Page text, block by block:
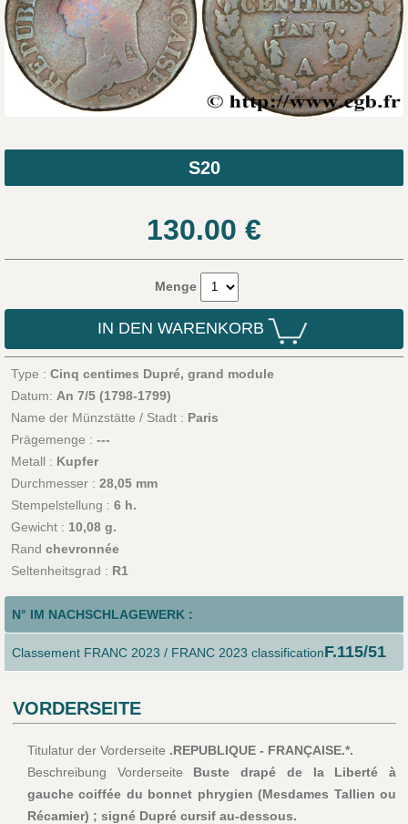
S20
130.00 €
Menge
IN DEN WARENKORB
Type : Cinq centimes Dupré, grand module
Datum: An 7/5 (1798-1799)
Name der Münzstätte / Stadt : Paris
Prägemenge : ---
Metall : Kupfer
Durchmesser : 28,05 mm
Stempelstellung : 6 h.
Gewicht : 10,08 g.
Rand chevronnée
Seltenheitsgrad : R1
N° IM NACHSCHLAGEWERK :
Classement FRANC 2023 / FRANC 2023 classificationF.115/51
VORDERSEITE
Titulatur der Vorderseite .REPUBLIQUE - FRANÇAISE.*.
Beschreibung Vorderseite Buste drapé de la Liberté à
gauche coiffée du bonnet phrygien (Mesdames Tallien ou
Récamier) ; signé Dupré cursif au-dessous.